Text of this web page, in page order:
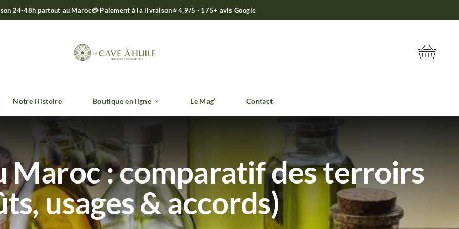
24-48h partout au Maroc💳 Paiement à la livraison⭐ 4,9/5 · 175+ avis Google
Notre Histoire Boutique en ligne Le Mag’ Contact
Maroc : comparatif des terroirs
usages & accords)